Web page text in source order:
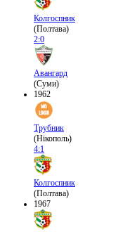
Колгоспник
(Полтава)
2:0
Авангард
(Суми)
1962
Трубник
(Нікополь)
4:1
Колгоспник
(Полтава)
1967